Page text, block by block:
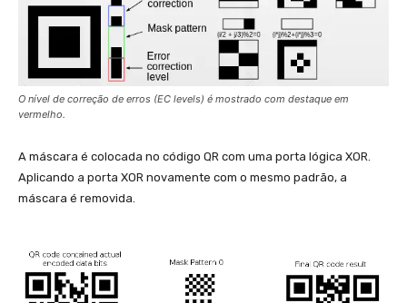
O nível de correção de erros (EC levels) é mostrado com destaque em
vermelho.
A máscara é colocada no código QR com uma porta lógica XOR.
Aplicando a porta XOR novamente com o mesmo padrão, a
máscara é removida.